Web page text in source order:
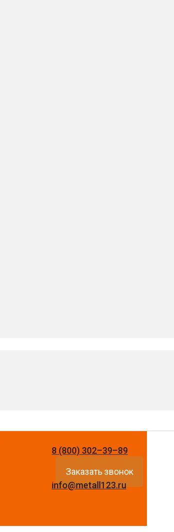
8 (800) 302–39–89
Заказать звонок
info@metall123.ru